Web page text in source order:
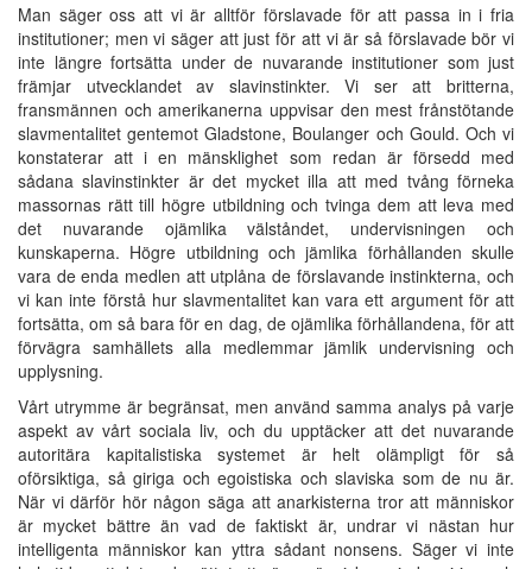
Man säger oss att vi är alltför förslavade för att passa in i fria
institutioner; men vi säger att just för att vi är så förslavade bör vi
inte längre fortsätta under de nuvarande institutioner som just
främjar utvecklandet av slavinstinkter. Vi ser att britterna,
fransmännen och amerikanerna uppvisar den mest frånstötande
slavmentalitet gentemot Gladstone, Boulanger och Gould. Och vi
konstaterar att i en mänsklighet som redan är försedd med
sådana slavinstinkter är det mycket illa att med tvång förneka
massornas rätt till högre utbildning och tvinga dem att leva med
det nuvarande ojämlika välståndet, undervisningen och
kunskaperna. Högre utbildning och jämlika förhållanden skulle
vara de enda medlen att utplåna de förslavande instinkterna, och
vi kan inte förstå hur slavmentalitet kan vara ett argument för att
fortsätta, om så bara för en dag, de ojämlika förhållandena, för att
förvägra samhällets alla medlemmar jämlik undervisning och
upplysning.
Vårt utrymme är begränsat, men använd samma analys på varje
aspekt av vårt sociala liv, och du upptäcker att det nuvarande
autoritära kapitalistiska systemet är helt olämpligt för så
oförsiktiga, så giriga och egoistiska och slaviska som de nu är.
När vi därför hör någon säga att anarkisterna tror att människor
är mycket bättre än vad de faktiskt är, undrar vi nästan hur
intelligenta människor kan yttra sådant nonsens. Säger vi inte